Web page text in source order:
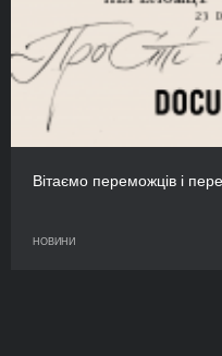
Вітаємо переможців і
НОВИНИ